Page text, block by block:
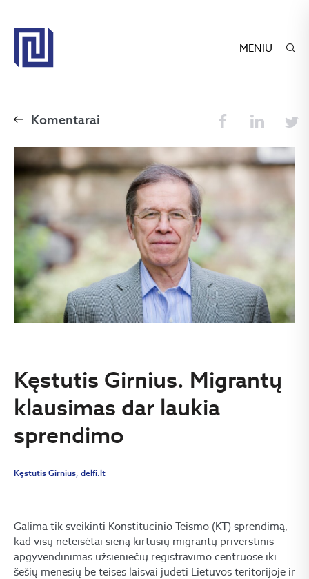
MENIU
Komentarai
Kęstutis Girnius. Migrantų
klausimas dar laukia
sprendimo
Kęstutis Girnius, delfi.lt
Galima tik sveikinti Konstitucinio Teismo (KT) sprendimą,
kad visų neteisėtai sieną kirtusių migrantų priverstinis
apgyvendinimas užsieniečių registravimo centruose iki
šešių mėnesių be teisės laisvai judėti Lietuvos teritorijoje ir